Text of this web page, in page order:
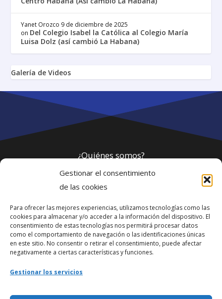
Gestionar el consentimiento
de las cookies
Para ofrecer las mejores experiencias, utilizamos tecnologías como las
cookies para almacenar y/o acceder a la información del dispositivo. El
consentimiento de estas tecnologías nos permitirá procesar datos
como el comportamiento de navegación o las identificaciones únicas
en este sitio. No consentir o retirar el consentimiento, puede afectar
negativamente a ciertas características y funciones.
Gestionar los servicios
Yanet Orozco 9 de diciembre de 2025
on Del Colegio Isabel la Católica al Colegio María
Luisa Dolz (así cambió La Habana)
Galería de Videos
¿Quiénes somos?
Política de privacidad
Webmaster
soporte@fotosdlahabana.com
Nuestro e-mail: